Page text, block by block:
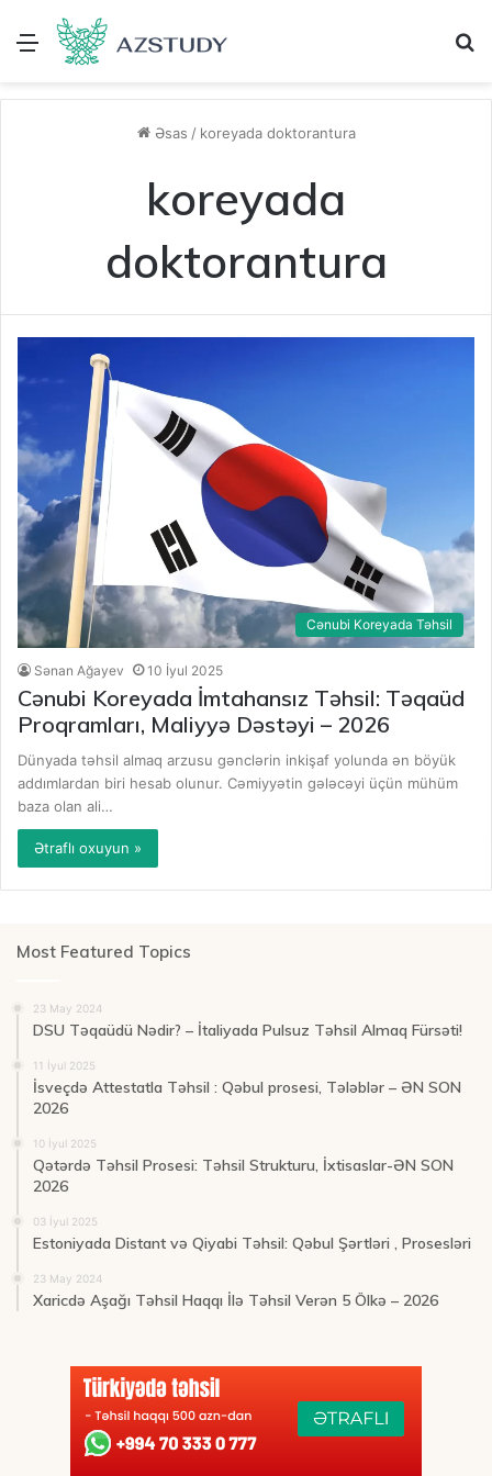
Menu
Əsas / koreyada doktorantura
koreyada
doktorantura
Cənubi Koreyada Təhsil
Sənan Ağayev 10 İyul 2025
Cənubi Koreyada İmtahansız Təhsil: Təqaüd
Proqramları, Maliyyə Dəstəyi – 2026
Dünyada təhsil almaq arzusu gənclərin inkişaf yolunda ən böyük
addımlardan biri hesab olunur. Cəmiyyətin gələcəyi üçün mühüm
baza olan ali…
Ətraflı oxuyun »
Most Featured Topics
23 May 2024
DSU Təqaüdü Nədir? – İtaliyada Pulsuz Təhsil Almaq Fürsəti!
11 İyul 2025
İsveçdə Attestatla Təhsil : Qəbul prosesi, Tələblər – ƏN SON
2026
10 İyul 2025
Qətərdə Təhsil Prosesi: Təhsil Strukturu, İxtisaslar-ƏN SON
2026
03 İyul 2025
Estoniyada Distant və Qiyabi Təhsil: Qəbul Şərtləri , Prosesləri
23 May 2024
Xaricdə Aşağı Təhsil Haqqı İlə Təhsil Verən 5 Ölkə – 2026